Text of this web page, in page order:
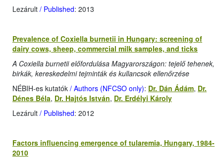
Lezárult / Published: 2013
Prevalence of Coxiella burnetii in Hungary: screening of
dairy cows, sheep, commercial milk samples, and ticks
A Coxiella burnetii előfordulása Magyarországon: tejelő tehenek,
birkák, kereskedelmi tejminták és kullancsok ellenőrzése
NÉBIH-es kutatók / Authors (NFCSO only): Dr. Dán Ádám, Dr.
Dénes Béla, Dr. Hajtós István, Dr. Erdélyi Károly
Lezárult / Published: 2012
Factors influencing emergence of tularemia, Hungary, 1984-
2010